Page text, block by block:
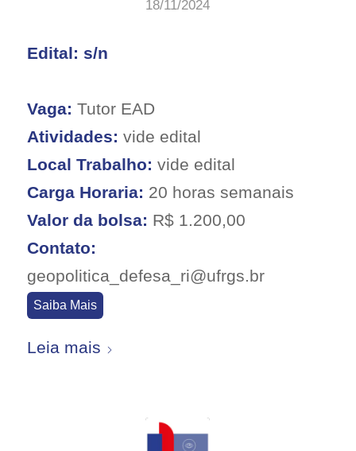
18/11/2024
Edital: s/n
Vaga: Tutor EAD
Atividades: vide edital
Local Trabalho: vide edital
Carga Horaria: 20 horas semanais
Valor da bolsa: R$ 1.200,00
Contato:
geopolitica_defesa_ri@ufrgs.br
Saiba Mais
Leia mais